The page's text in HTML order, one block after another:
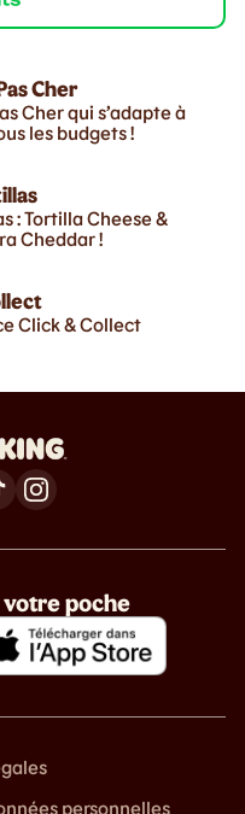
Cher
Cher qui s’adapte à
les budgets !
: Tortilla Cheese &
Cheddar !
Click & Collect
poche
personnelles